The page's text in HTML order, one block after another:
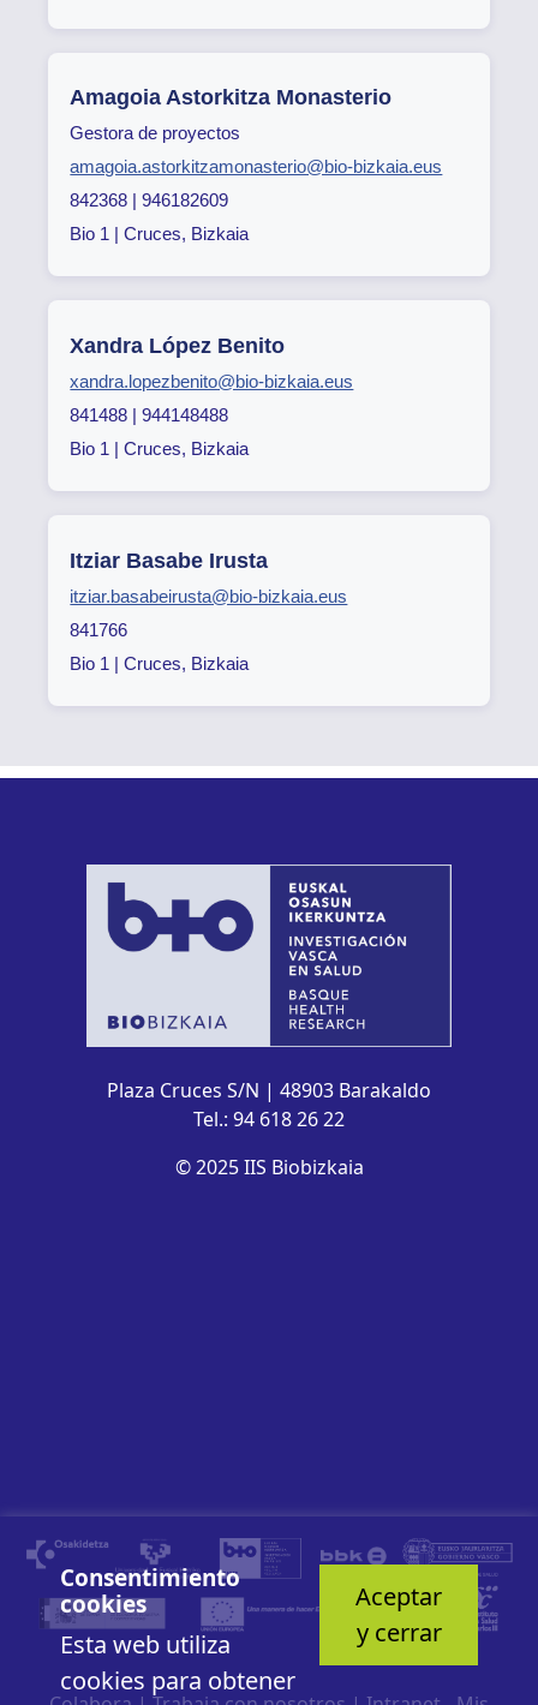
Amagoia Astorkitza Monasterio
Gestora de proyectos
amagoia.astorkitzamonasterio@bio-bizkaia.eus
842368 | 946182609
Bio 1 | Cruces, Bizkaia
Xandra López Benito
xandra.lopezbenito@bio-bizkaia.eus
841488 | 944148488
Bio 1 | Cruces, Bizkaia
Itziar Basabe Irusta
itziar.basabeirusta@bio-bizkaia.eus
841766
Bio 1 | Cruces, Bizkaia
Plaza Cruces S/N | 48903 Barakaldo
Tel.: 94 618 26 22
© 2025 IIS Biobizkaia
Consentimiento
cookies
Esta web utiliza
cookies para obtener
Aceptar
y cerrar